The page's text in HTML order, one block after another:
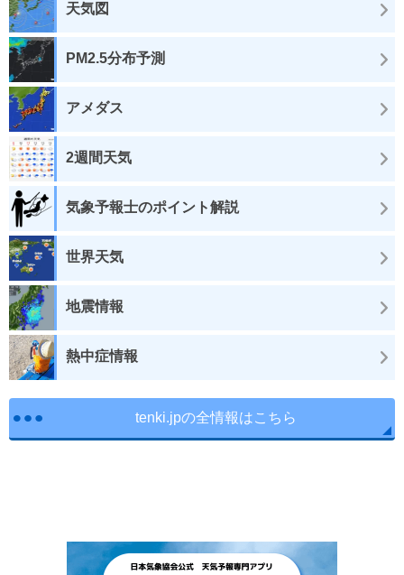
天気図
PM2.5分布予測
アメダス
2週間天気
気象予報士のポイント解説
世界天気
地震情報
熱中症情報
tenki.jpの全情報はこちら